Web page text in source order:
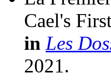
Cael's
in Les
2021.